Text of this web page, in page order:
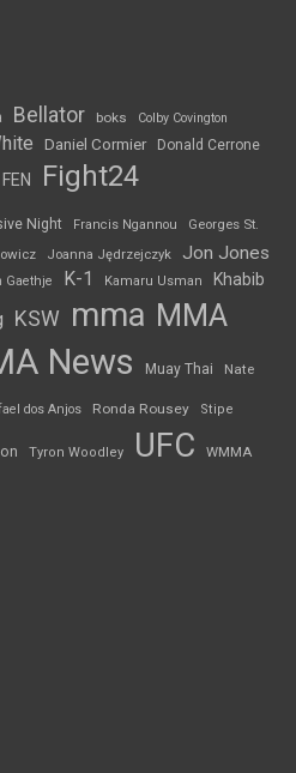
Bellator boks Colby Covington
Daniel Cormier Donald Cerrone
FEN Fight24
Night Francis Ngannou
Georges St.
Joanna Jędrzejczyk Jon Jones
Gaethje K-1 Kamaru Usman Khabib
KSW mma MMA
News Muay Thai Nate
dos Anjos Ronda Rousey Stipe
Tyron Woodley UFC WMMA